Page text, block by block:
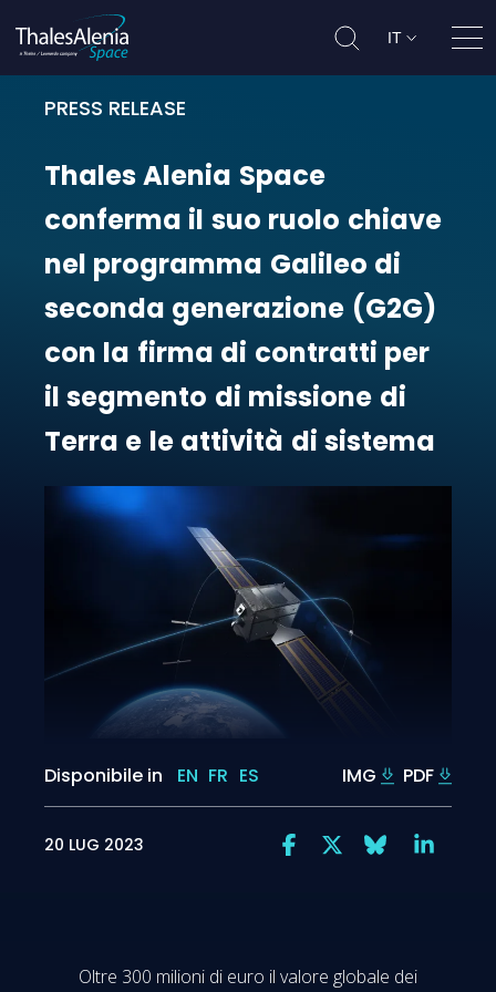
IT
PRESS RELEASE
Thales Alenia Space conferma il
ThalesAlenia Space
conferma il suo ruolo chiave
nel programma Galileo di
seconda generazione (G2G)
con la firma di contratti per
il segmento di missione di
Terra e le attività di sistema
Disponibile in EN FR ES IMG PDF
20 LUG 2023
Oltre 300 milioni di euro il valore globale dei